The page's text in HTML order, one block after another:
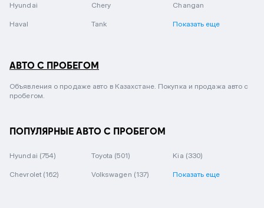
Hyundai Chery Changan
Haval Tank Показать еще
АВТО С ПРОБЕГОМ
Объявления о продаже авто в Казахстане. Покупка и продажа авто с
пробегом.
ПОПУЛЯРНЫЕ АВТО С ПРОБЕГОМ
Hyundai (754) Toyota (501) Kia (330)
Chevrolet (162) Volkswagen (137) Показать еще